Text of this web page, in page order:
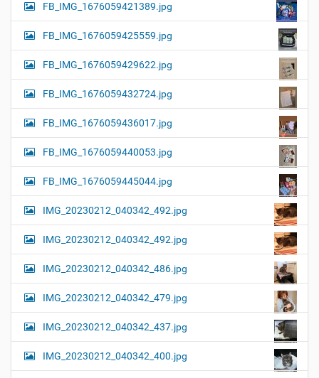
FB_IMG_1676059421389.jpg
FB_IMG_1676059425559.jpg
FB_IMG_1676059429622.jpg
FB_IMG_1676059432724.jpg
FB_IMG_1676059436017.jpg
FB_IMG_1676059440053.jpg
FB_IMG_1676059445044.jpg
IMG_20230212_040342_492.jpg
IMG_20230212_040342_492.jpg
IMG_20230212_040342_486.jpg
IMG_20230212_040342_479.jpg
IMG_20230212_040342_437.jpg
IMG_20230212_040342_400.jpg